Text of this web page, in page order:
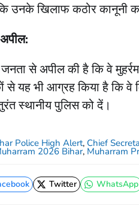
उनके खिलाफ कठोर कानूनी
जनता से अपील की है कि वे
से यह भी आग्रह किया है कि
स्थानीय पुलिस को दें।
Police High Alert, Chief
2026 Bihar, Muharram
Facebook Twitter
Twitter WhatsApp